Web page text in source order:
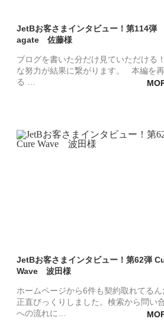
JetBお客さまインタビュー！第114弾
agate 佐藤様
ブログを書いた分だけ見ていただける
な努力が結果に繋がります。 本編を
る …
JetBお客さまインタビュー！第62弾
Wave 波田様
ホームページから6件も契約取れてるん
正直びっくりしました。検索から問い
への流れに…